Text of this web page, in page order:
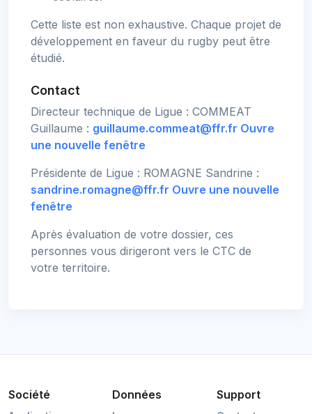
Cette liste est non exhaustive. Chaque projet de
développement en faveur du rugby peut être
étudié.
Contact
Directeur technique de Ligue : COMMEAT
Guillaume : guillaume.commeat@ffr.fr Ouvre
une nouvelle fenêtre
Présidente de Ligue : ROMAGNE Sandrine :
sandrine.romagne@ffr.fr Ouvre une nouvelle
fenêtre
Après évaluation de votre dossier, ces
personnes vous dirigeront vers le CTC de
votre territoire.
Société Données Support